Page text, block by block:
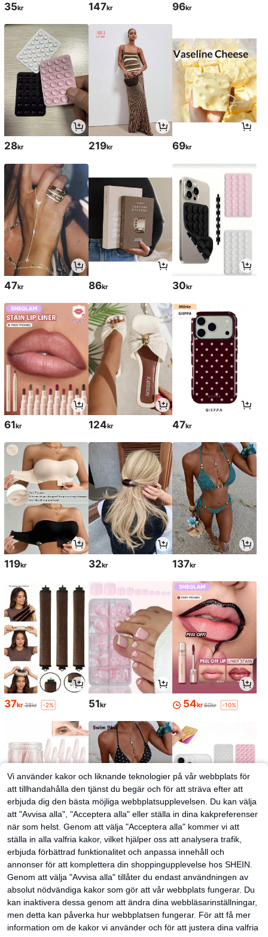
35kr 147kr 96kr
28kr 219kr 69kr
47kr 86kr 30kr
61kr 124kr 47kr
119kr 32kr 137kr
37kr 38kr -2% 51kr 54kr60kr -10%
28kr 129kr 28kr
Vi använder kakor och liknande teknologier på vår webbplats för
att tillhandahålla den tjänst du begär och för att sträva efter att
erbjuda dig den bästa möjliga webbplatsupplevelsen. Du kan välja
att "Avvisa alla", "Acceptera alla" eller ställa in dina kakpreferenser
när som helst. Genom att välja "Acceptera alla" kommer vi att
ställa in alla valfria kakor, vilket hjälper oss att analysera trafik,
erbjuda förbättrad funktionalitet och anpassa innehåll och
annonser för att komplettera din shoppingupplevelse hos SHEIN.
Genom att välja "Avvisa alla" tillåter du endast användningen av
absolut nödvändiga kakor som gör att vår webbplats fungerar. Du
kan inaktivera dessa genom att ändra dina webbläsarinställningar,
men detta kan påverka hur webbplatsen fungerar. För att få mer
information om de kakor vi använder och för att justera dina valfria